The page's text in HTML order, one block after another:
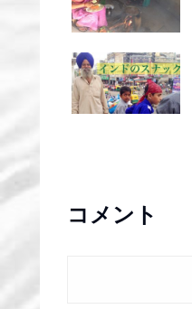
コメント